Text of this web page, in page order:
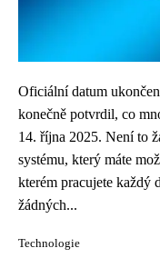
Oficiální datum
konečně potvrdil, co
14. října 2025. Není to
systému, který máte
kterém pracujete každý
žádných...
Technologie